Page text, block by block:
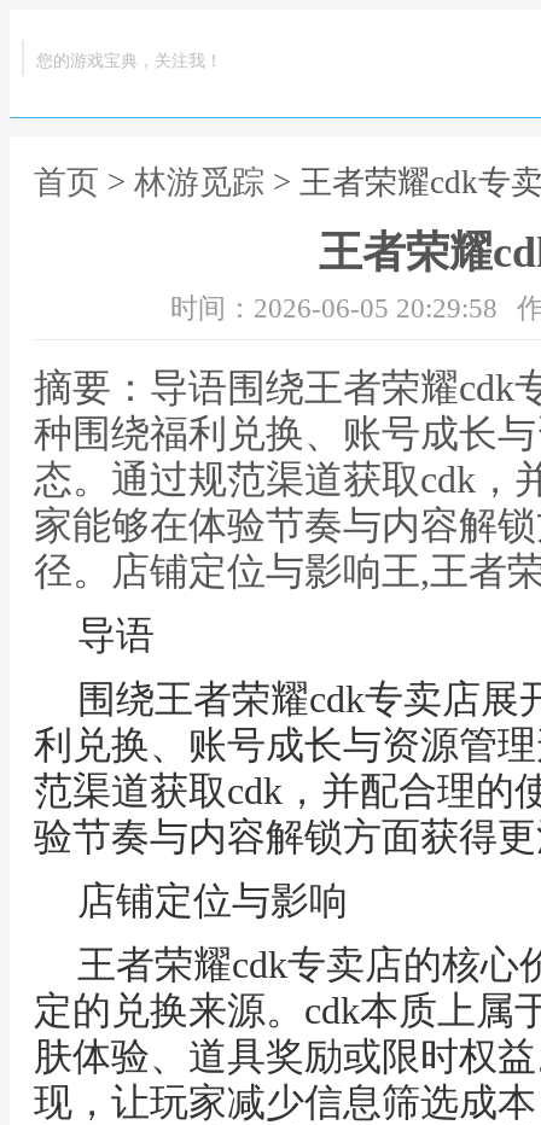
您的游戏宝典，关注我！
首页 > 林游觅踪 > 王者荣耀cdk专
王者荣耀
时间：2026-06-05 20:29:58
摘要：导语围绕王者荣耀cdk
种围绕福利兑换、账号成长
态。通过规范渠道获取cdk，
家能够在体验节奏与内容解
径。店铺定位与影响王,王者
导语
围绕王者荣耀cdk专卖店
利兑换、账号成长与资源管
范渠道获取cdk，并配合理的
验节奏与内容解锁方面获得
店铺定位与影响
王者荣耀cdk专卖店的核心
定的兑换来源。cdk本质上属
肤体验、道具奖励或限时权
现，让玩家减少信息筛选成